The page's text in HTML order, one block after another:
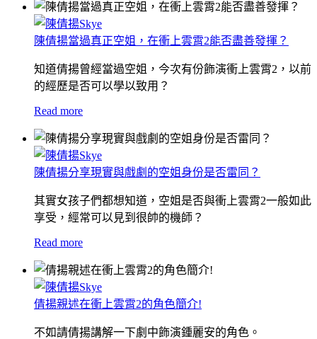
陳倩揚當過真正空姐，在衝上雲霄2能否盡善發揮？
知道倩揚曾經當過空姐，今次有份飾演衝上雲霄2，以前
的經歷是否可以學以致用？
Read more
陳倩揚分享現實與戲劇的空姐身份是否雷同？
其實女孩子們都想知道，空姐是否與衝上雲霄2一般如此
享受，經常可以見到很帥的機師？
Read more
倩揚親述在衝上雲霄2的角色簡介!
不如請倩揚講解一下劇中飾演鍾麗安的角色。